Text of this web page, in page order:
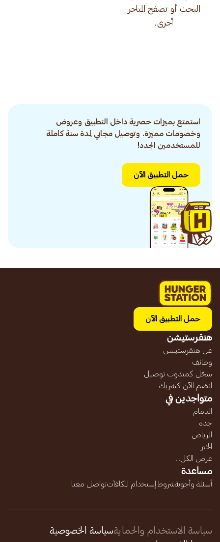
البحث أو تصفح المتاجر
أخرى.
استمتع بميزات حصرية داخل التطبيق وعروض
وخصومات مميزة. وتوصيل مجاني لمدة سنة كاملة
للمستخدمين الجدد!
حمل التطبيق الآن
حمل التطبيق الآن
هنقرستيشن
عن هنقرستيشن
وظائف
سجّل كمندوب توصيل
انضم الآن كشريك
متواجدين في
الدمام
جده
الرياض
الخبر
عرض الكل...
مساعدة
أسئلة وأجوبةشروط إستخدام المكافآتتواصل معنا
سياسة الاستخدام والحمايةسياسة الخصوصية